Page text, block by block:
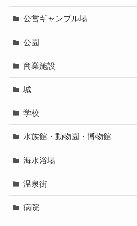
公営ギャンブル場
公園
商業施設
城
学校
水族館・動物園・博物館
海水浴場
温泉街
病院